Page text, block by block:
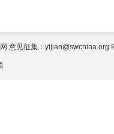
意见征集：yijian@swchina.org